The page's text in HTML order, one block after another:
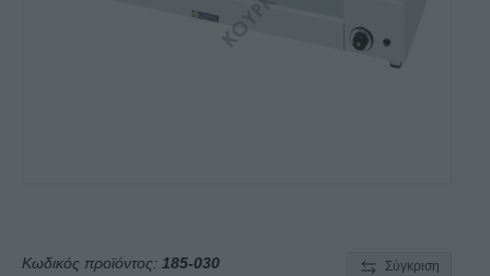
Κωδικός προϊόντος: 185-030 Σύγκριση